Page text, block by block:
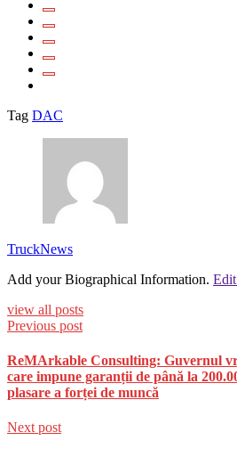
Tag DAC
TruckNews
Add your Biographical Information.
view all posts
Previous post
ReMArkable Consulting: Guvernul
care impune garanții de până la
plasare a forței de muncă
Next post